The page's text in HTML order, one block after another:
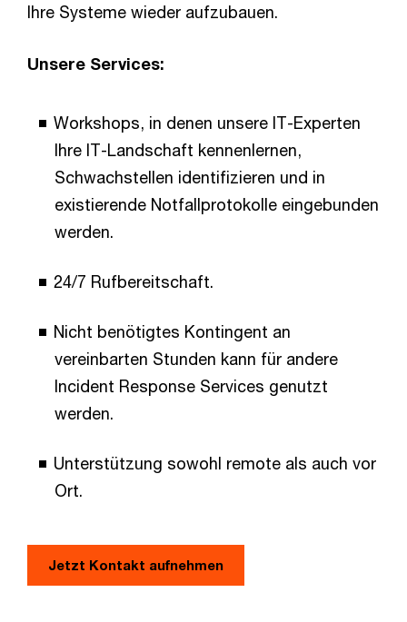
Ihre Systeme wieder aufzubauen.
Unsere Services:
Workshops, in denen unsere IT-Experten
Ihre IT-Landschaft kennenlernen,
Schwachstellen identifizieren und in
existierende Notfallprotokolle eingebunden
werden.
24/7 Rufbereitschaft.
Nicht benötigtes Kontingent an
vereinbarten Stunden kann für andere
Incident Response Services genutzt
werden.
Unterstützung sowohl remote als auch vor
Ort.
Jetzt Kontakt aufnehmen